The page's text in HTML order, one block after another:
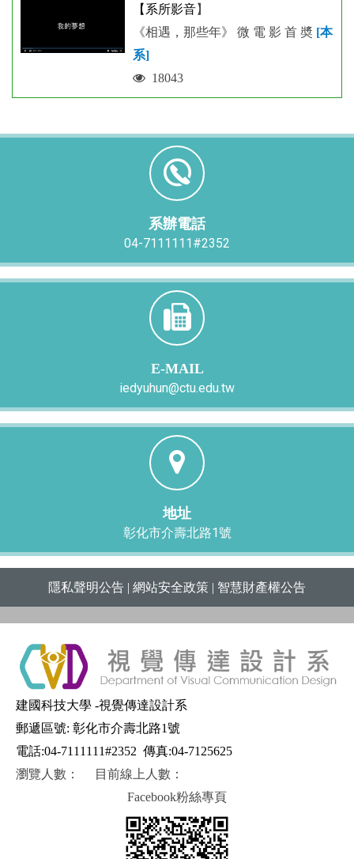
【 系所影音】
《相遇，那些年》 微 電 影 首 奬 [本
系]
18043
系辦電話
04-7111111#2352
E-MAIL
iedyuhun@ctu.edu.tw
地址
彰化市介壽北路1號
隱私聲明公告 | 網站安全政策 | 智慧財產權公告
建國科技大學 -視覺傳達設計系
郵遞區號: 彰化市介壽北路1號
電話:04-7111111#2352 傳真:04-7125625
瀏覽人數：
目前線上人數：
Facebook粉絲專頁